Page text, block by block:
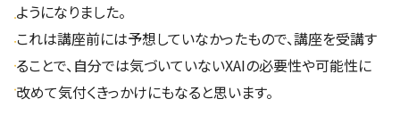
ようになりました。
これは講座前には予想していなかったもので、講座を受講す
ることで、自分では気づいていないXAIの必要性や可能性に
改めて気付くきっかけにもなると思います。